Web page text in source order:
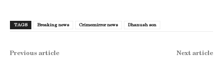
TAGS Breaking news Crimemirror news Dhanush son
Previous article Next article